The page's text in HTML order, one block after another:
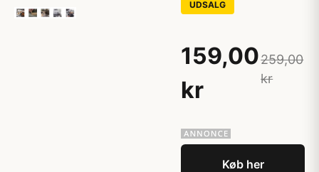
UDSALG
159,00
kr
259,00
kr
Køb her